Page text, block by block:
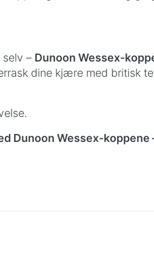
– Dunoon Wessex-
dine kjære med britisk
Dunoon Wessex-koppene